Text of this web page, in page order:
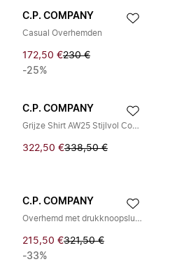
C.P. COMPANY
Casual Overhemden
172,50 €230 €
-25%
C.P. COMPANY
Grijze Shirt AW25 Stijlvol Comfort Mix
322,50 €338,50 €
C.P. COMPANY
Overhemd met drukknoopsluiting en opgestikte zak
215,50 €321,50 €
-33%